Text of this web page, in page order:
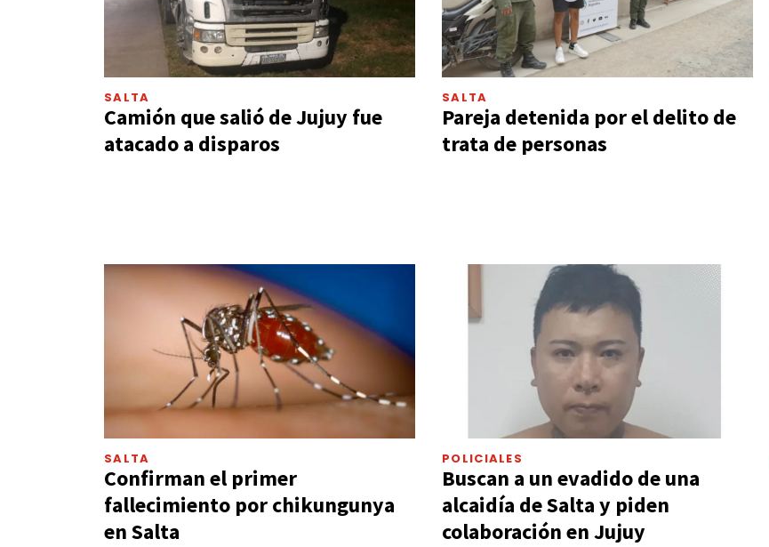
SALTA
Camión que salió de Jujuy fue
atacado a disparos
SALTA
Pareja detenida por el delito de
trata de personas
SALTA
Confirman el primer
fallecimiento por chikungunya
en Salta
POLICIALES
Buscan a un evadido de una
alcaidía de Salta y piden
colaboración en Jujuy